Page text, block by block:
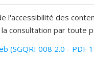
l'accessibilité des
consultation par toute
(SGQRI 008 2.0 - PDF